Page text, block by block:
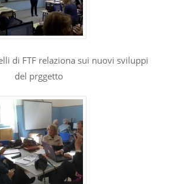
di FTF relaziona sui nuovi sviluppi
del prggetto